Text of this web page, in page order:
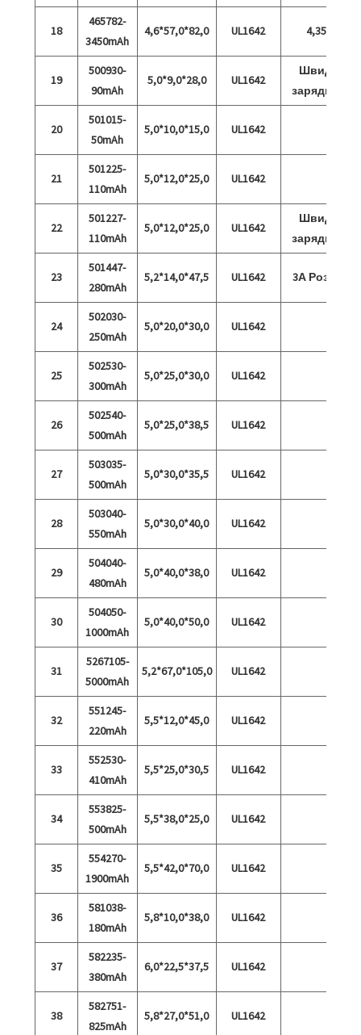
18
465782-
3450mAh
4,6*57,0*82,0 UL1642 4,35 В
19
500930-
90mAh
5,0*9,0*28,0 UL1642
Швидка
зарядка 5C
20
501015-
50mAh
5,0*10,0*15,0 UL1642
21
501225-
110mAh
5,0*12,0*25,0 UL1642
22
501227-
110mAh
5,0*12,0*25,0 UL1642
Швидка
зарядка 5C
23
501447-
280mAh
5,2*14,0*47,5 UL1642 3А Розряд
24
502030-
250mAh
5,0*20,0*30,0 UL1642
25
502530-
300mAh
5,0*25,0*30,0 UL1642
26
502540-
500mAh
5,0*25,0*38,5 UL1642
27
503035-
500mAh
5,0*30,0*35,5 UL1642
28
503040-
550mAh
5,0*30,0*40,0 UL1642
29
504040-
480mAh
5,0*40,0*38,0 UL1642
30
504050-
1000mAh
5,0*40,0*50,0 UL1642
31
5267105-
5000mAh
5,2*67,0*105,0 UL1642
32
551245-
220mAh
5,5*12,0*45,0 UL1642
33
552530-
410mAh
5,5*25,0*30,5 UL1642
34
553825-
500mAh
5,5*38,0*25,0 UL1642
35
554270-
1900mAh
5,5*42,0*70,0 UL1642
36
581038-
180mAh
5,8*10,0*38,0 UL1642
37
582235-
380mAh
6,0*22,5*37,5 UL1642
38
582751-
825mAh
5,8*27,0*51,0 UL1642